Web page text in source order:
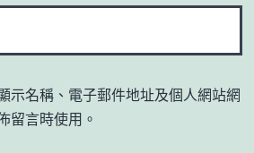
示名稱、電子郵件地址及個人網站網
留言時使用。